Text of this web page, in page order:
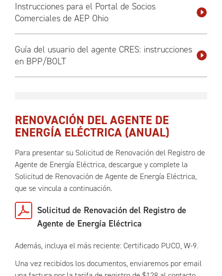
Instrucciones para el Portal de Socios
Comerciales de AEP Ohio
Guía del usuario del agente CRES: instrucciones
en BPP/BOLT
RENOVACIÓN DEL AGENTE DE
ENERGÍA ELÉCTRICA (ANUAL)
Para presentar su Solicitud de Renovación del Registro de
Agente de Energía Eléctrica, descargue y complete la
Solicitud de Renovación de Agente de Energía Eléctrica,
que se vincula a continuación.
Solicitud de Renovación del Registro de
Agente de Energía Eléctrica
Además, incluya el más reciente: Certificado PUCO, W-9.
Una vez recibidos los documentos, enviaremos por email